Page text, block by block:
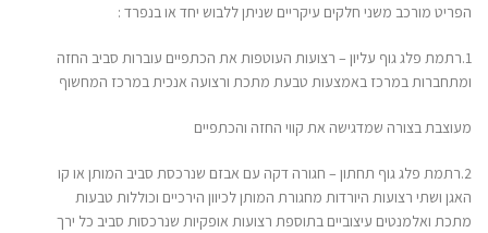
הפריט מורכב משני חלקים עיקריים שניתן ללבוש יחד או בנפרד :
1.רתמת פלג גוף עליון – רצועות העוטפות את הכתפיים עוברות סביב החזה
ומתחברות במרכז באמצעות טבעת מתכת ורצועה אנכית במרכז המחשוף
מעוצבת בצורה שמדגישה את קווי החזה והכתפיים
2.רתמת פלג גוף תחתון – חגורה דקה עם אבזם שנרכסת סביב המותן או קו
האגן ושתי רצועות היורדות מחגורת המותן לכיוון הירכיים וכוללות טבעות
מתכת ואלמנטים עיצוביים בתוספת רצועות אופקיות שנרכסות סביב כל ירך